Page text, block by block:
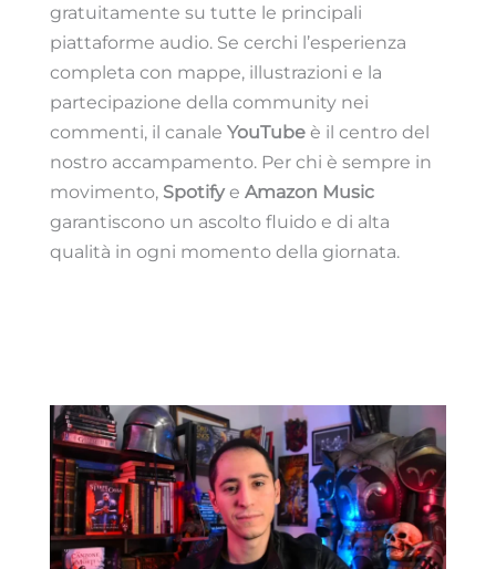
gratuitamente su tutte le principali
piattaforme audio. Se cerchi l’esperienza
completa con mappe, illustrazioni e la
partecipazione della community nei
commenti, il canale YouTubeè il centro del
nostro accampamento. Per chi è sempre in
movimento, Spotifye Amazon Music
garantiscono un ascolto fluido e di alta
qualità in ogni momento della giornata.